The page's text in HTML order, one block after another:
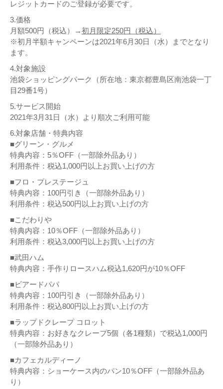
レジットカードのご登録が必要です。
3.価格
月額500円（税込）→初月限定250円（税込）
※初月半額キャンペーンは2021年6月30日（水）までとなり
ます。
4.対象施設
池袋ショッピングパーク（所在地：東京都豊島区南池袋一丁
目29番1号）
5.サービス開始
2021年3月31日（水）より順次ご利用可能
6.対象店舗・特典内容
■グリーン・グルメ
特典内容：5％OFF（一部除外品あり）
利用条件：税込1,000円以上お買い上げの方
■フロ・プレステージュ
特典内容：100円引き（一部除外品あり）
利用条件：税込500円以上お買い上げの方
■こだわりや
特典内容：10％OFF（一部除外品あり）
利用条件：税込3,000円以上お買い上げの方
■武田ハム
特典内容：手作りロースハム税込1,620円が10％OFF
■ビアードパパ
特典内容：100円引き（一部除外品あり）
利用条件：税込800円以上お買い上げの方
■ラップドクレープ コロット
特典内容：お好きなクレープ5個（各1種類）で税込1,000円
（一部除外品あり）
■カフェカルディーノ
特典内容：ショーケース内のパン10％OFF（一部除外品あ
り）